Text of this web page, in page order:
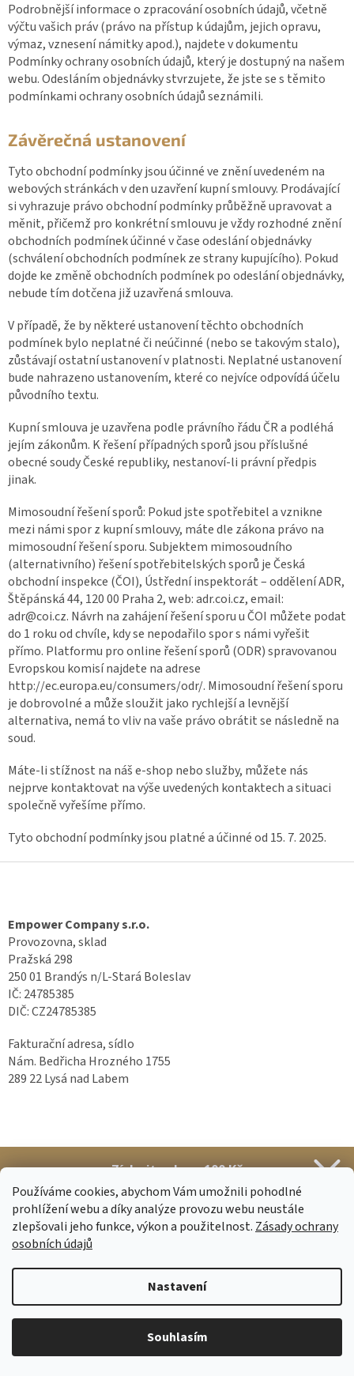
Používáme cookies, abychom Vám umožnili pohodlné
prohlížení webu a díky analýze provozu webu neustále
zlepšovali jeho funkce, výkon a použitelnost. Zásady ochrany
osobních údajů
Nastavení
Souhlasím
Podrobnější informace o zpracování osobních údajů, včetně
výčtu vašich práv (právo na přístup k údajům, jejich opravu,
výmaz, vznesení námitky apod.), najdete v dokumentu
Podmínky ochrany osobních údajů, který je dostupný na našem
webu. Odesláním objednávky stvrzujete, že jste se s těmito
podmínkami ochrany osobních údajů seznámili.
Závěrečná ustanovení
Tyto obchodní podmínky jsou účinné ve znění uvedeném na
webových stránkách v den uzavření kupní smlouvy. Prodávající
si vyhrazuje právo obchodní podmínky průběžně upravovat a
měnit, přičemž pro konkrétní smlouvu je vždy rozhodné znění
obchodních podmínek účinné v čase odeslání objednávky
(schválení obchodních podmínek ze strany kupujícího). Pokud
dojde ke změně obchodních podmínek po odeslání objednávky,
nebude tím dotčena již uzavřená smlouva.
V případě, že by některé ustanovení těchto obchodních
podmínek bylo neplatné či neúčinné (nebo se takovým stalo),
zůstávají ostatní ustanovení v platnosti. Neplatné ustanovení
bude nahrazeno ustanovením, které co nejvíce odpovídá účelu
původního textu.
Kupní smlouva je uzavřena podle právního řádu ČR a podléhá
jejím zákonům. K řešení případných sporů jsou příslušné
obecné soudy České republiky, nestanoví-li právní předpis
jinak.
Mimosoudní řešení sporů: Pokud jste spotřebitel a vznikne
mezi námi spor z kupní smlouvy, máte dle zákona právo na
mimosoudní řešení sporu. Subjektem mimosoudního
(alternativního) řešení spotřebitelských sporů je Česká
obchodní inspekce (ČOI), Ústřední inspektorát – oddělení ADR,
Štěpánská 44, 120 00 Praha 2, web: adr.coi.cz, email:
adr@coi.cz. Návrh na zahájení řešení sporu u ČOI můžete podat
do 1 roku od chvíle, kdy se nepodařilo spor s námi vyřešit
přímo. Platformu pro online řešení sporů (ODR) spravovanou
Evropskou komisí najdete na adrese
http://ec.europa.eu/consumers/odr/. Mimosoudní řešení sporu
je dobrovolné a může sloužit jako rychlejší a levnější
alternativa, nemá to vliv na vaše právo obrátit se následně na
soud.
Máte-li stížnost na náš e-shop nebo služby, můžete nás
nejprve kontaktovat na výše uvedených kontaktech a situaci
společně vyřešíme přímo.
Tyto obchodní podmínky jsou platné a účinné od 15. 7. 2025.
Empower Company s.r.o.
Provozovna, sklad
Pražská 298
250 01 Brandýs n/L-Stará Boleslav
IČ: 24785385
DIČ: CZ24785385
Fakturační adresa, sídlo
Nám. Bedřicha Hrozného 1755
289 22 Lysá nad Labem
Informace pro vás
O nás
Poradna
Magazín
Kontakt
Hodnocení obchodu
Získejte slevu 100 Kč
Stačí se přihlásit k našim novinkám
na první nákup
Zásady zpracování osobních údajů